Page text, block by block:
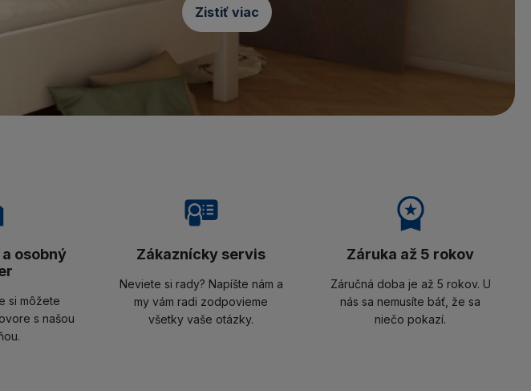
Zistiť viac
osobný
si môžete
s našou
Zákaznícky servis
Neviete si rady? Napíšte nám a
my vám radi zodpovieme
všetky vaše otázky.
Záruka až 5 rokov
Záručná doba je až 5 rokov. U
nás sa nemusíte báť, že sa
niečo pokazí.